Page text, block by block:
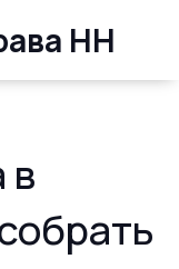
НН
в